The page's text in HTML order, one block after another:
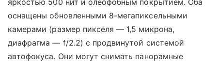
оснащены обновленными 8-мегапиксельными
камерами (размер пикселя — 1,5 микрона,
диафрагма — f/2.2) с продвинутой системой
автофокуса. Они могут снимать панорамные